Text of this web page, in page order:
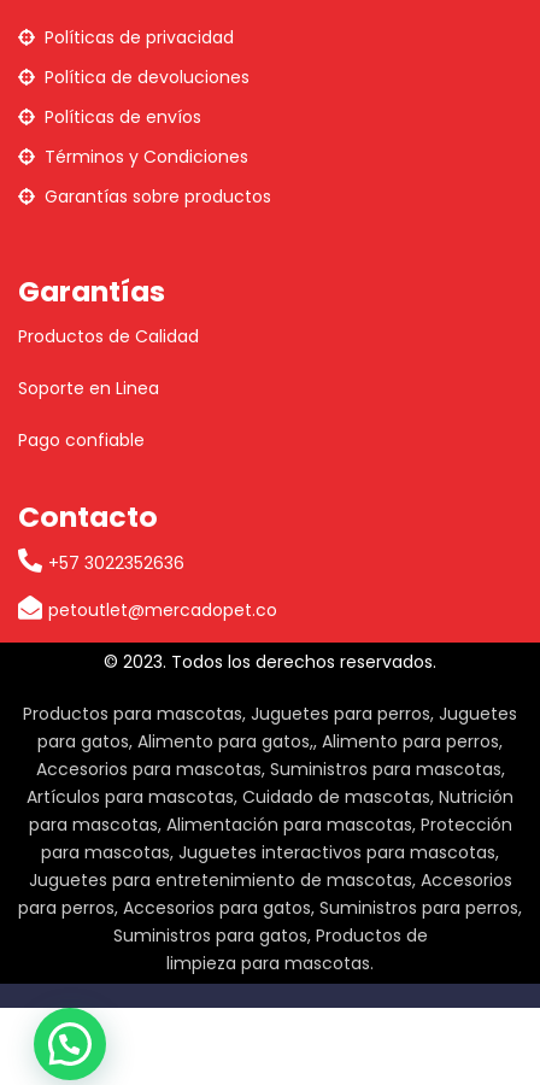
Políticas de privacidad
Política de devoluciones
Políticas de envíos
Términos y Condiciones
Garantías sobre productos
Garantías
Productos de Calidad
Soporte en Linea
Pago confiable
Contacto
+57 3022352636
petoutlet@mercadopet.co
© 2023. Todos los derechos reservados.
Productos para mascotas, Juguetes para perros, Juguetes
para gatos, Alimento para gatos,, Alimento para perros,
Accesorios para mascotas, Suministros para mascotas,
Artículos para mascotas, Cuidado de mascotas, Nutrición
para mascotas, Alimentación para mascotas, Protección
para mascotas, Juguetes interactivos para mascotas,
Juguetes para entretenimiento de mascotas, Accesorios
para perros, Accesorios para gatos, Suministros para perros,
Suministros para gatos, Productos de
limpieza para mascotas.